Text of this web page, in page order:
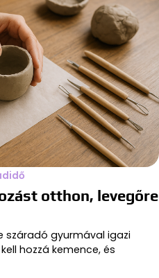
otthon, levegőre
száradó gyurmával igazi
hozzá kemence, és